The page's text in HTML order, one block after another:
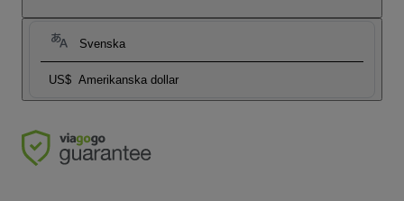
Svenska
US$ Amerikanska dollar